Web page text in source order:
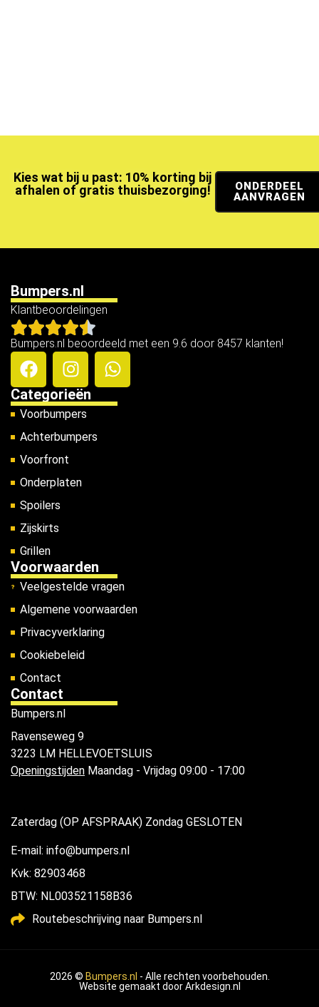
Kies wat bij u past: 10% korting bij
afhalen of gratis thuisbezorging!
ONDERDEEL
AANVRAGEN
Bumpers.nl
Klantbeoordelingen
Bumpers.nl beoordeeld met een 9.6 door 8457 klanten!
Categorieën
Voorbumpers
Achterbumpers
Voorfront
Onderplaten
Spoilers
Zijskirts
Grillen
Voorwaarden
Veelgestelde vragen
Algemene voorwaarden
Privacyverklaring
Cookiebeleid
Contact
Contact
Bumpers.nl
Ravenseweg 9
3223 LM HELLEVOETSLUIS
Openingstijden Maandag - Vrijdag 09:00 - 17:00
Zaterdag (OP AFSPRAAK) Zondag GESLOTEN
E-mail: info@bumpers.nl
Kvk: 82903468
BTW: NL003521158B36
Routebeschrijving naar Bumpers.nl
2026 © Bumpers.nl - Alle rechten voorbehouden.
Website gemaakt doorArkdesign.nl